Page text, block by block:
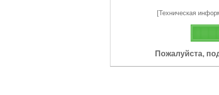
[Техническая
Пожалуйста,